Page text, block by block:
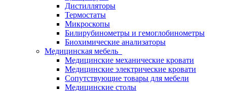
Дистилляторы
Термостаты
Микроскопы
Билирубинометры и гемоглобинометры
Биохимические анализаторы
Медицинская мебель
Медицинские механические кровати
Медицинские электрические кровати
Сопутствующие товары для мебели
Медицинские столы